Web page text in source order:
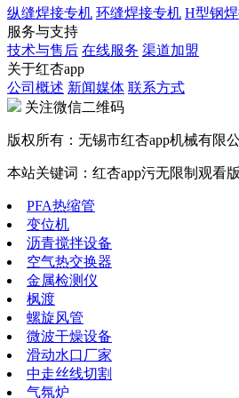
纵缝焊接专机 环缝焊接专机 H型钢
服务与支持
技术与售后 在线服务 渠道加盟
关于红杏app
公司概述 新闻媒体 联系方式
关注微信二维码
版权所有：无锡市红杏app机械有限
本站关键词：红杏app污无限制观
PFA热缩管
变位机
沥青搅拌设备
空气热交换器
金属检测仪
枫渡
螺旋风管
微波干燥设备
滑动水口厂家
中走丝线切割
气氛炉